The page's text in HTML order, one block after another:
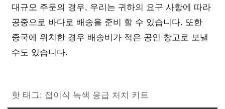
대규모 주문의 경우, 우리는 귀하의 요구 사항에 따라
공중으로 바다로 배송을 준비 할 수 있습니다. 또한
중국에 위치한 경우 배송비가 적은 공인 창고로 보낼
수도 있습니다.
핫 태그: 접이식 녹색 응급 처치 키트